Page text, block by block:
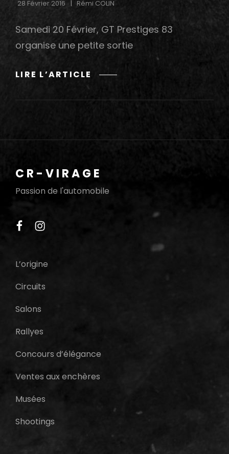
28 Février 2016 Rémi COLIN
Samedi 20 Février, GT Prestiges 83
organise une petite sortie
LIRE L’ARTICLE
VISITE
COLOMBO
LE
PRESTIGES
83
CR-VIRAGE
Passion de l'automobile
facebook
instagram
L’origine
Circuits
Salons
Rallyes
Concours d’élégance
Ventes aux enchères
Musées
Shootings